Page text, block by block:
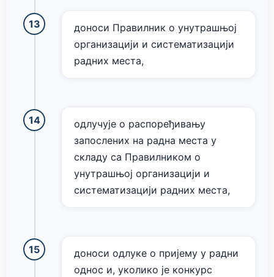
доноси Правилник о унутрашњој
организацији и систематизацији
радних места,
одлучује о распоређивању
запослених на радна места у
складу са Правилником о
унутрашњој организацији и
систематизацији радних места,
доноси одлуке о пријему у радни
однос и, уколико је конкурс